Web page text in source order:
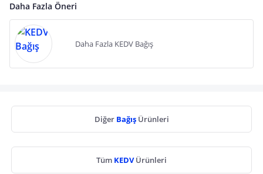
Daha Fazla Öneri
Daha Fazla KEDV Bağış
Diğer Bağış Ürünleri
Tüm KEDVÜrünleri